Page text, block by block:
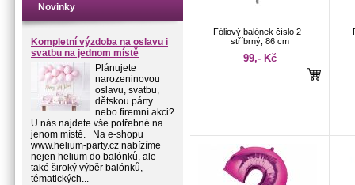
Novinky
Kompletní výzdoba na oslavu i
svatbu na jednom místě
Plánujete
narozeninovou
oslavu, svatbu,
dětskou párty
nebo firemní akci?
U nás najdete vše potřebné na
jenom místě. Na e-shopu
www.helium-party.cz nabízíme
nejen helium do balónků, ale
také široký výběr balónků,
tématických...
Fóliový balónek číslo 2 -
stříbrný, 86 cm
99,- Kč